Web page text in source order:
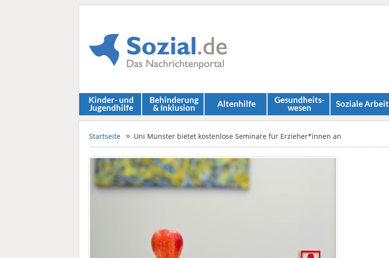
Kinder- und
Jugendhilfe
Behinderung
& Inklusion Altenhilfe Gesundheits­
wesen Soziale Arbeit
Startseite Uni Münster bietet kostenlose Seminare für Erzieher*innen an